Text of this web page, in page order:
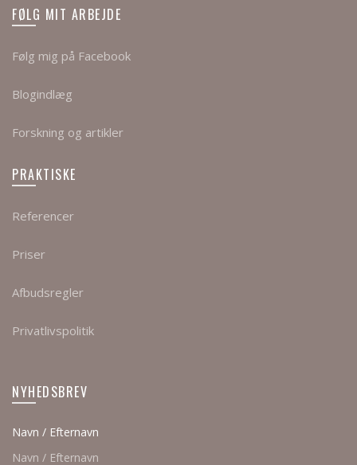
FØLG MIT ARBEJDE
Følg mig på Facebook
Blogindlæg
Forskning og artikler
PRAKTISKE
Referencer
Priser
Afbudsregler
Privatlivspolitik
NYHEDSBREV
Navn / Efternavn